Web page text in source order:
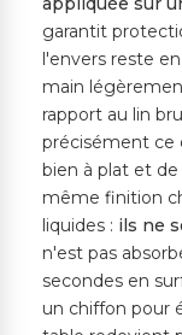
garantit
l'envers reste
main
rapport au lin
précisément ce
bien à plat et
même finition
liquides : ils ne
n'est pas
secondes en
un chiffon pour